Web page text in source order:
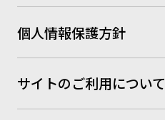
個人情報保護方針
サイトのご利用について